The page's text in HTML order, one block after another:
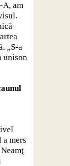
A, am
„S-a
unison
mers